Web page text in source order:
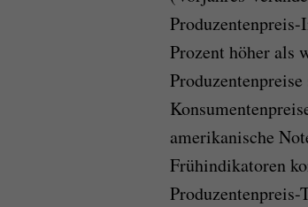
Prozent höher als
amerikanische
Frühindikatoren
Produzentenpreis-